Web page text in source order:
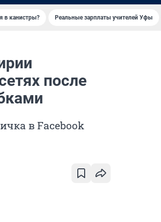
в канистры? Реальные зарплаты учителей Уфы
после
в Facebook